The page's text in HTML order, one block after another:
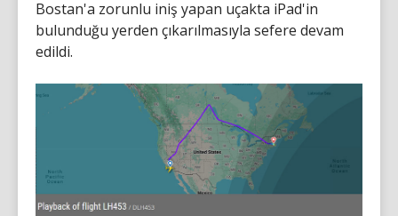
Bostan'a zorunlu iniş yapan uçakta iPad'in
bulunduğu yerden çıkarılmasıyla sefere devam
edildi.